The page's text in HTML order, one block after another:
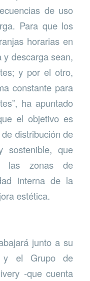
de uso
Para que los
horarias en
y descarga sean,
y por el otro,
constante para
ha apuntado
el objetivo es
distribución de
sostenible, que
las zonas de
interna de la
estética.
junto a su
y el Grupo de
-que cuenta